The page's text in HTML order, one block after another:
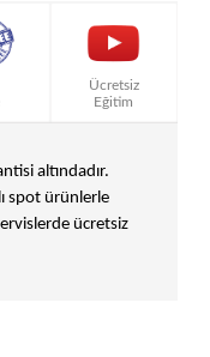
Ücretsiz
Eğitim
altındadır.
spot ürünlerle
ücretsiz